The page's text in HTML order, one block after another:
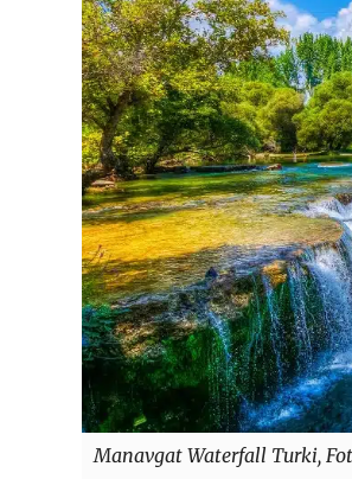
Manavgat Waterfall Turki,